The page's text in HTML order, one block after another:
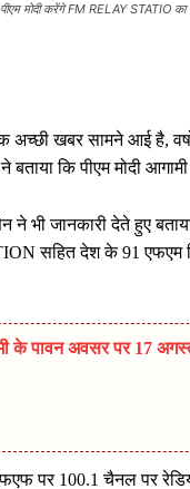
मोदी करेंगे FM RELAY STATIO का
अच्छी खबर सामने आई है,
बताया कि पीएम मोदी
ने भी जानकारी देते हुए
सहित देश के 91 एफएम
के पावन अवसर पर 17
पर 100.1 चैनल पर